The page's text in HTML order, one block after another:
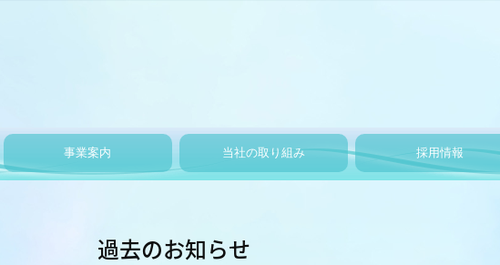
事業案内 当社の取り組み 採用情報
過去のお知らせ